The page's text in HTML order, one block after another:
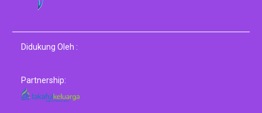
Didukung Oleh :
Partnership: